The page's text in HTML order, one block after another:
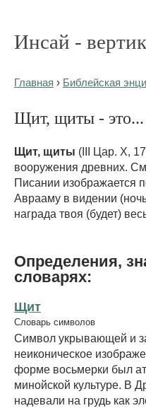
Инсай -
Главная › Библейская
Щит, щиты - это...
Щит, щиты (III Цар. X,
вооружения древних. См.
Писании изображается
Аврааму в видении
награда твоя (будет)
Определения,
словарях:
Щит
Словарь символов
Символ укрывающей и
неиконическое
форме восьмерки был
минойской культуре. В
надевали на грудь как